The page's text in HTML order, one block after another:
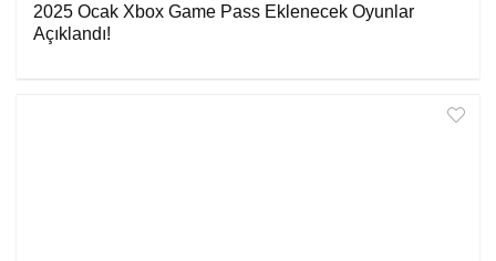
2025 Ocak Xbox Game Pass Eklenecek Oyunlar
Açıklandı!